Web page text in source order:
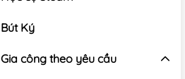
Bút Ký
Gia công theo yêu cầu